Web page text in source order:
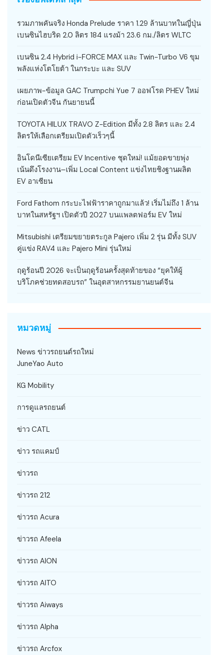
รวมภาพคันจริง Honda Prelude ราคา 1.29 ล้านบาทในญี่ปุ่น
เบนซินไฮบริด 2.0 ลิตร 184 แรงม้า 23.6 กม./ลิตร WLTC
เบนซิน 2.4 Hybrid i-FORCE MAX และ Twin-Turbo V6 ขุม
พลังแห่งโตโยต้า ในกระบะ และ SUV
เผยภาพ-ข้อมูล GAC Trumpchi Yue 7 ออฟโรด PHEV ใหม่
ก่อนเปิดตัวจีน กันยายนนี้
TOYOTA HILUX TRAVO Z-Edition มีทั้ง 2.8 ลิตร และ 2.4
ลิตรให้เลือกเตรียมเปิดตัวเร็วๆนี้
อินโดนีเซียเตรียม EV Incentive ชุดใหม่! แม้ยอดขายพุ่ง
เน้นดึงโรงงาน–เพิ่ม Local Content แข่งไทยชิงฐานผลิต
EV อาเซียน
Ford Fathom กระบะไฟฟ้าราคาถูกมาแล้ว! เริ่มไม่ถึง 1 ล้าน
บาทในสหรัฐฯ เปิดตัวปี 2027 บนแพลตฟอร์ม EV ใหม่
Mitsubishi เตรียมขยายตระกูล Pajero เพิ่ม 2 รุ่น มีทั้ง SUV
คู่แข่ง RAV4 และ Pajero Mini รุ่นใหม่
ฤดูร้อนปี 2026 จะเป็นฤดูร้อนครั้งสุดท้ายของ “ยุคให้ผู้
บริโภคช่วยทดสอบรถ” ในอุตสาหกรรมยานยนต์จีน
หมวดหมู่
News ข่าวรถยนต์รถใหม่
JuneYao Auto
KG Mobility
การดูแลรถยนต์
ข่าว CATL
ข่าว รถแคมป์
ข่าวรถ
ข่าวรถ 212
ข่าวรถ Acura
ข่าวรถ Afeela
ข่าวรถ AION
ข่าวรถ AITO
ข่าวรถ Aiways
ข่าวรถ Alpha
ข่าวรถ Arcfox